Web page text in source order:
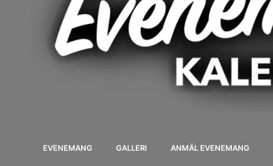
EVENEMANG GALLERI ANMÄL EVENEMANG